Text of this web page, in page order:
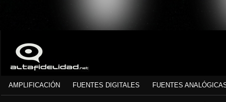
AMPLIFICACIÓN FUENTES DIGITALES FUENTES